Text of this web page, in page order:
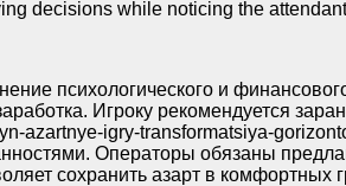
decisions while noticing the
психологического и
Игроку рекомендуется
azartnye-igry-transformatsiya-
Операторы обязаны
сохранить азарт в комфортных